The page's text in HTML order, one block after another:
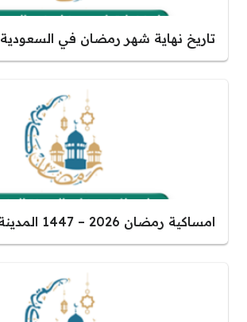
تاريخ نهاية شهر رمضان في السعودية 2026
امساكية رمضان 2026 – 1447 المدينة المنورة